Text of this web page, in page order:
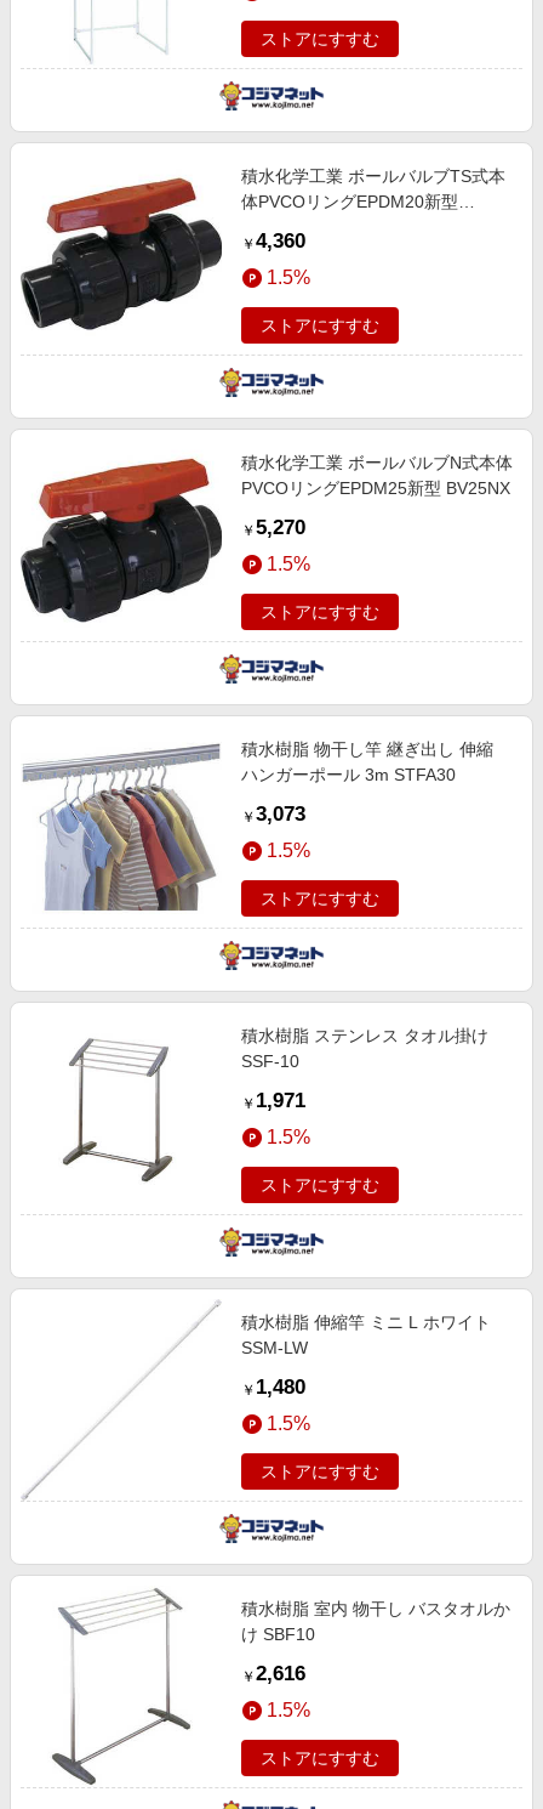
ストアにすすむ
積水化学工業 ボールバルブTS式本
体PVCOリングEPDM20新型
￥ 4,360
1.5%
ストアにすすむ
積水化学工業 ボールバルブN式本体
PVCOリングEPDM25新型 BV25NX
￥ 5,270
1.5%
ストアにすすむ
積水樹脂 物干し竿 継ぎ出し 伸縮
ハンガーポール 3m STFA30
￥ 3,073
1.5%
ストアにすすむ
積水樹脂 ステンレス タオル掛け
SSF-10
￥ 1,971
1.5%
ストアにすすむ
積水樹脂 伸縮竿 ミニ L ホワイト
SSM-LW
￥ 1,480
1.5%
ストアにすすむ
積水樹脂 室内 物干し バスタオルか
け SBF10
￥ 2,616
1.5%
ストアにすすむ